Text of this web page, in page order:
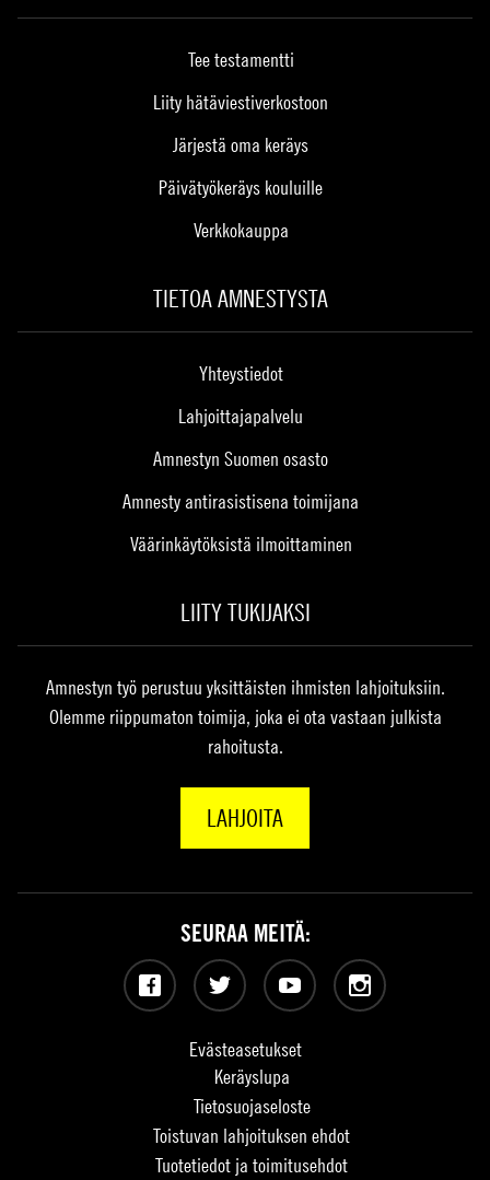
Tee testamentti
Liity hätäviestiverkostoon
Järjestä oma keräys
Päivätyökeräys kouluille
Verkkokauppa
TIETOA AMNESTYSTA
Yhteystiedot
Lahjoittajapalvelu
Amnestyn Suomen osasto
Amnesty antirasistisena toimijana
Väärinkäytöksistä ilmoittaminen
LIITY TUKIJAKSI
Amnestyn työ perustuu yksittäisten ihmisten lahjoituksiin.
Olemme riippumaton toimija, joka ei ota vastaan julkista
rahoitusta.
LAHJOITA
Evästeasetukset
Keräyslupa
Tietosuojaseloste
Toistuvan lahjoituksen ehdot
Tuotetiedot ja toimitusehdot
SEURAA MEITÄ:
Facebook Twitter YouTubeInstagram